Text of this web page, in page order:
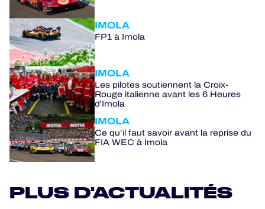
ELMS
MLMC
ALMS
IMOLA
FP1 à Imola
IMOLA
Les pilotes soutiennent la Croix-
Rouge italienne avant les 6 Heures
d'Imola
IMOLA
Ce qu’il faut savoir avant la reprise du
FIA WEC à Imola
PLUS D'ACTUALITÉS